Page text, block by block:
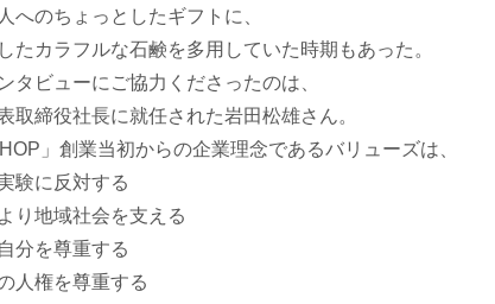
へのちょっとしたギフトに、
たカラフルな石鹸を多用していた時期もあった。
タビューにご協力くださったのは、
取締役社長に就任された岩田松雄さん。
」創業当初からの企業理念であるバリューズは、
験に反対する
り地域社会を支える
分を尊重する
人権を尊重する